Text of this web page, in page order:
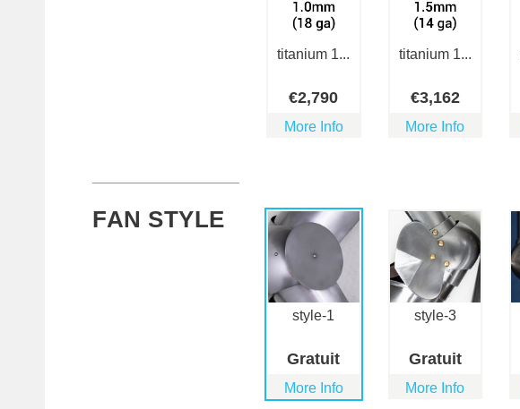
titanium 1...
€2,790
More Info
titanium 1...
€3,162
More Info
FAN STYLE
style-1
Gratuit
More Info
style-3
Gratuit
More Info